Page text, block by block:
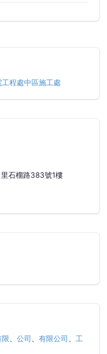
程處中區施工處
石榴路383號1樓
限 公司 有限公司
工